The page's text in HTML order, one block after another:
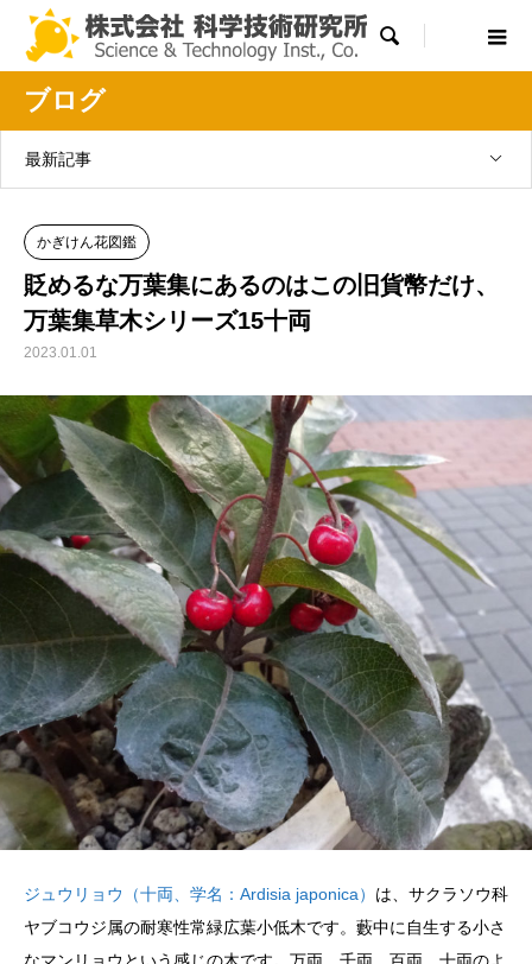

ブログ
最新記事
かぎけん花図鑑
貶めるな万葉集にあるのはこの旧貨幣だけ、
万葉集草木シリーズ15十両
2023.01.01
ジュウリョウ（十両、学名：Ardisia japonica） は、サクラソウ科
ヤブコウジ属の耐寒性常緑広葉小低木です。藪中に自生する小さ